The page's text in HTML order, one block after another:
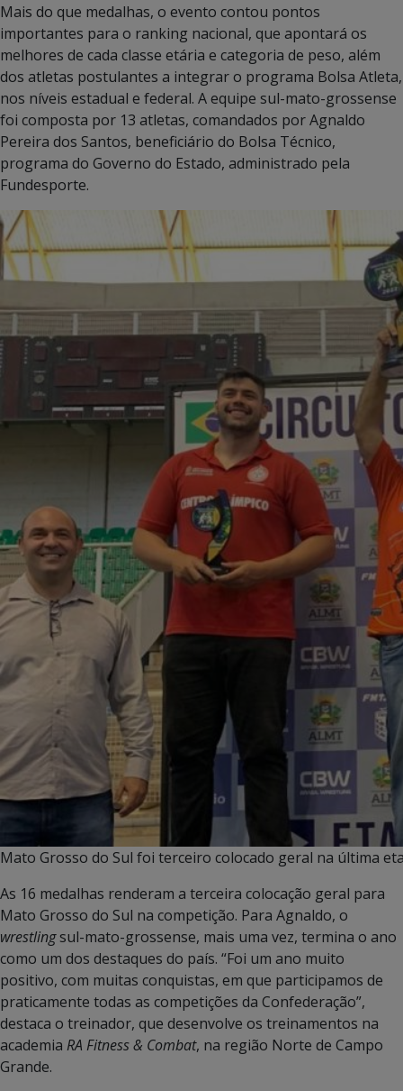
Mais do que medalhas, o evento contou pontos
importantes para o ranking nacional, que apontará os
melhores de cada classe etária e categoria de peso, além
dos atletas postulantes a integrar o programa Bolsa Atleta,
nos níveis estadual e federal. A equipe sul-mato-grossense
foi composta por 13 atletas, comandados por Agnaldo
Pereira dos Santos, beneficiário do Bolsa Técnico,
programa do Governo do Estado, administrado pela
Fundesporte.
Mato Grosso do Sul foi terceiro colocado geral na última
As 16 medalhas renderam a terceira colocação geral para
Mato Grosso do Sul na competição. Para Agnaldo, o
wrestlingsul-mato-grossense, mais uma vez, termina o ano
como um dos destaques do país. “Foi um ano muito
positivo, com muitas conquistas, em que participamos de
praticamente todas as competições da Confederação”,
destaca o treinador, que desenvolve os treinamentos na
academia RA Fitness & Combat, na região Norte de Campo
Grande.